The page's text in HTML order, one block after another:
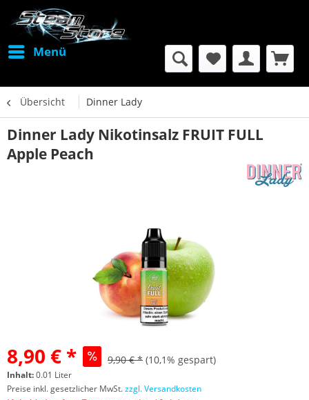
Menü
Übersicht Dinner Lady
Dinner Lady Nikotinsalz FRUIT FULL
Apple Peach
8,90 € * 9,90 € * (10,1% gespart)
Inhalt:0.01 Liter
Preise inkl. gesetzlicher MwSt.zzgl. Versandkosten